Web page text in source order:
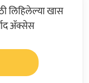
लिहिलेल्या खास
ॲक्सेस